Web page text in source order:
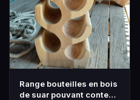
Range bouteilles en bois
de suar pouvant contenir